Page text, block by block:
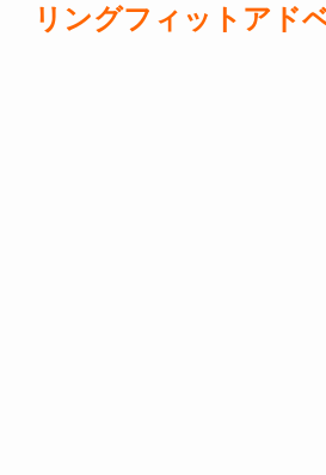
リングフィットアド